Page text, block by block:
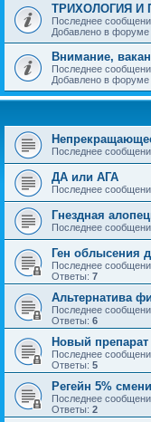
ТРИХОЛОГИЯ И
Последнее
Добавлено в форуме
Внимание,
Последнее
Добавлено в форуме
Последнее
ДА или АГА
Последнее
Гнездная
Последнее
Ген облысения
Последнее
Ответы: 7
Альтернатива
Последнее
Ответы: 6
Новый препарат
Последнее
Ответы: 5
Регейн 5%
Последнее
Ответы: 2